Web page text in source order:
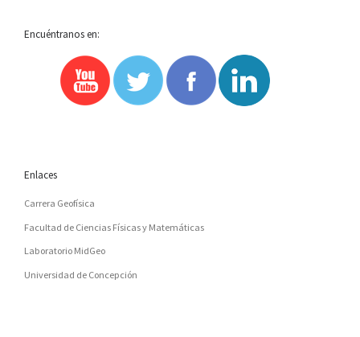
Encuéntranos en:
Enlaces
Carrera Geofísica
Facultad de Ciencias Físicas y Matemáticas
Laboratorio MidGeo
Universidad de Concepción